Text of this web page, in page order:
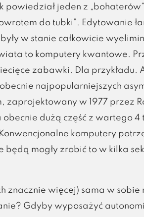
jeden z
do tubki”. Edytowanie
w stanie całkowicie
to komputery kwantowe.
zabawki. Dla przykładu.
najpopularniejszych
zaprojektowany w 1977 przez
dużą część z wartego 4
komputery
będą mogły zrobić to w kilka
znacznie więcej) sama w
Gdyby wyposażyć